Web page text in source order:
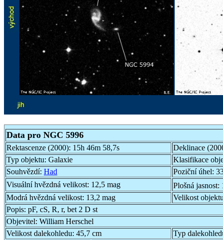
Data pro NGC 5996
Rektascenze (2000): 15h 46m 58,7s
Deklinace
Typ objektu: Galaxie
Klasifikace
Souhvězdí: Had Poziční úhel:
Visuální hvězdná velikost: 12,5 mag Plošná jasnost:
Modrá hvězdná velikost: 13,2 mag
Velikost
Popis: pF, cS, R, r, bet 2 D st
Objevitel: William Herschel
Velikost dalekohledu: 45,7 cm
Typ